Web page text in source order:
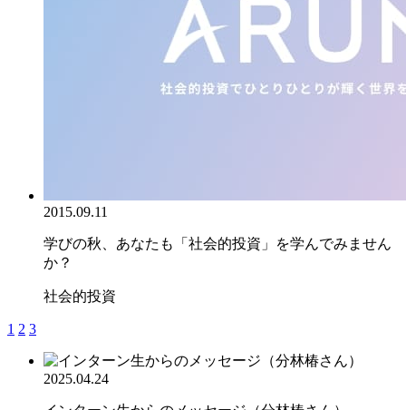
2015.09.11
学びの秋、あなたも「社会的投資」を学んでみません
か？
社会的投資
1 2 3
2025.04.24